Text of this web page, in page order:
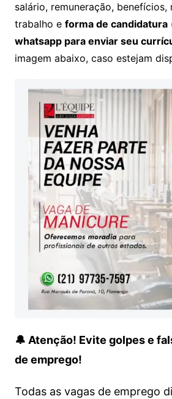
salário, remuneração,
trabalho e forma de candidatura
whatsapp para enviar seu
imagem abaixo, caso estejam
🔔 Atenção! Evite golpes e
de emprego!
Todas as vagas de emprego